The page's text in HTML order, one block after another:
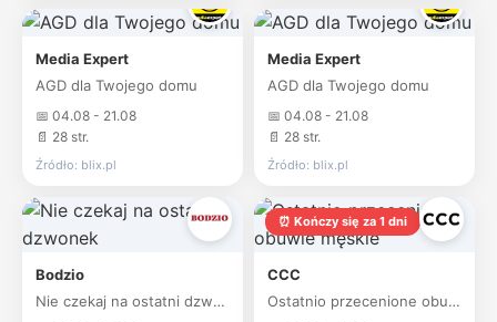
Media Expert
AGD dla Twojego domu
📅 04.08 - 21.08
📄 28 str.
Źródło: blix.pl
Media Expert
AGD dla Twojego domu
📅 04.08 - 21.08
📄 28 str.
Źródło: blix.pl
Bodzio
Nie czekaj na ostatni dzwonek
⏰ Kończy się za 1 dni
CCC
Ostatnio przecenione obuwie męskie